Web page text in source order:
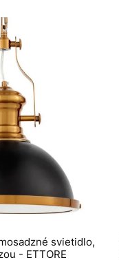
svietidlo,
- ETTORE